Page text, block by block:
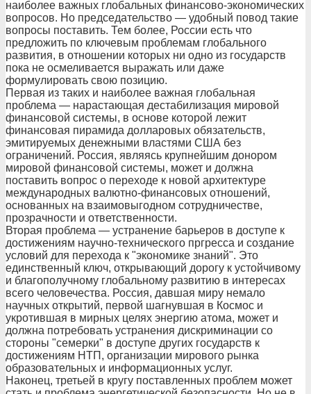
наиболее важных глобальных финансово-экономических
вопросов. Но председательство — удобный повод такие
вопросы поставить. Тем более, России есть что
предложить по ключевым проблемам глобального
развития, в отношении которых ни одно из государств
пока не осмеливается выражать или даже
формулировать свою позицию.
Первая из таких и наиболее важная глобальная
проблема — нарастающая дестабилизация мировой
финансовой системы, в основе которой лежит
финансовая пирамида долларовых обязательств,
эмитируемых денежными властями США без
ограничений. Россия, являясь крупнейшим донором
мировой финансовой системы, может и должна
поставить вопрос о переходе к новой архитектуре
международных валютно-финансовых отношений,
основанных на взаимовыгодном сотрудничестве,
прозрачности и ответственности.
Вторая проблема — устранение барьеров в доступе к
достижениям научно-технического пргресса и создание
условий для перехода к "экономике знаний". Это
единственный ключ, открывающий дорогу к устойчивому
и благополучному глобальному развитию в интересах
всего человечества. Россия, давшая миру немало
научных открытий, первой шагнувшая в Космос и
укротившая в мирных целях энергию атома, может и
должна потребовать устранения дискриминации со
стороны "семерки" в доступе других государств к
достижениям НТП, организации мирового рынка
образовательных и информационных услуг.
Наконец, третьей в кругу поставленных проблем может